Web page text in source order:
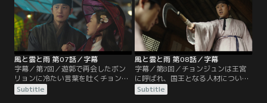
の国王を見つけるように命令され
る。一方、チョンジュンはパルヨン
に誘われ訪れた賭場で、派手に遊ぶ
興宣君と出会う…。
ミン・ジャヨンという少女にその素
質があることを見抜いていた。そん
な中、興宣君がチョンジュンのもと
を訪れるが…。
風と雲と雨 第07話／字幕
字幕／第7回／遊郭で再会したボン
リョンに冷たい言葉を吐くチョンジ
ュン。だが、ボンリョンは彼が無事
でいたことを密かに感謝するのだっ
Subtitle
風と雲と雨 第08話／字幕
字幕／第8回／チョンジュンは王宮
に呼ばれ、国王となる人材について
占うよう命じられる。一方で彼は町
で占いを続けるが、以前に占った学
Subtitle